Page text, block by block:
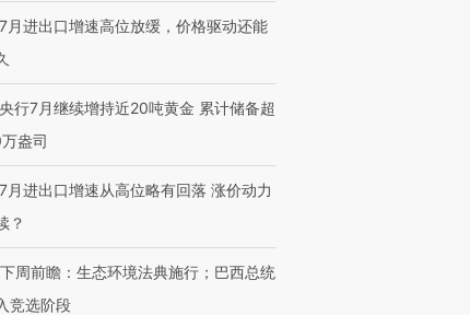
届链博
”接产
【商旅对话】华住集团
7月进出口增速高位放缓，价格驱动还能
央行7月继续增持近20吨黄金 累计储备超
盎司
7月进出口增速从高位略有回落 涨价动力
？
下周前瞻：生态环境法典施行；巴西总统
竞选阶段